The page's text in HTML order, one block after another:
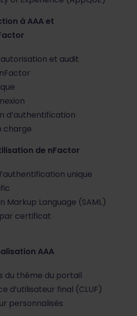
à AAA et
et audit
d’authentification
charge
de nFactor
unique
Markup Language (SAML)
certificat
AAA
du thème du portail
d’utilisateur final (CLUF)
personnalisés